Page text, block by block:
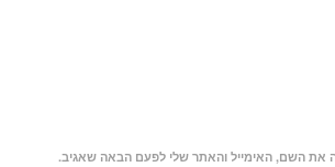
את השם, האימייל והאתר שלי לפעם הבאה שאגיב.